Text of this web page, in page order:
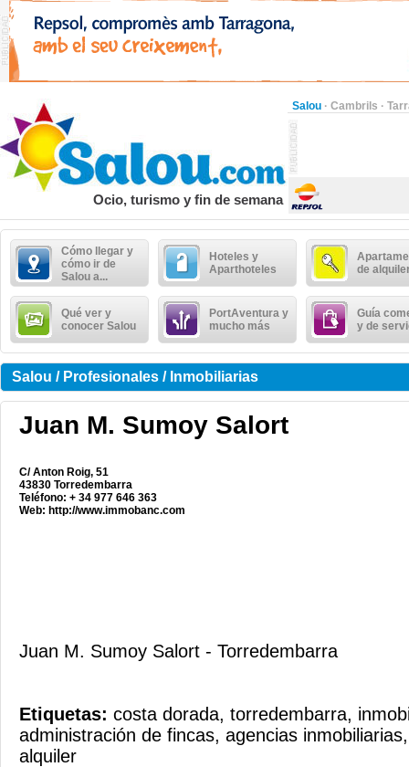
Salou · Cambrils ·
Ocio, turismo y fin de semana
Cómo llegar y
cómo ir de
Salou a...
Hoteles y
Aparthoteles
de
Qué ver y
conocer Salou
PortAventura y
mucho más
Guía
y de
Salou / Profesionales / Inmobiliarias
Juan M. Sumoy Salort
C/ Anton Roig, 51
43830 Torredembarra
Teléfono: + 34 977 646 363
Web: http://www.immobanc.com
Juan M. Sumoy Salort - Torredembarra
Etiquetas: costa dorada, torredembarra,
administración de fincas, agencias inmobiliarias
alquiler